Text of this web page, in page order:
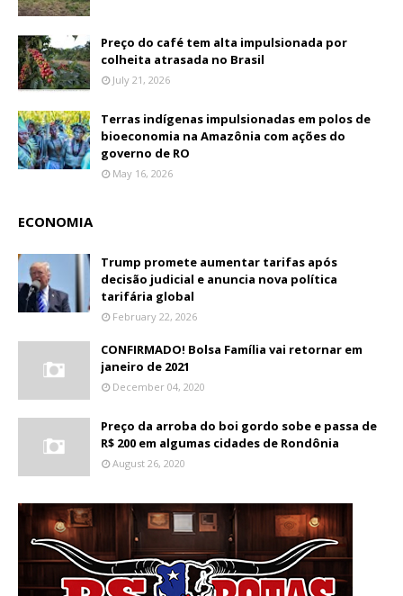
Preço do café tem alta impulsionada por
colheita atrasada no Brasil
July 21, 2026
Terras indígenas impulsionadas em polos de
bioeconomia na Amazônia com ações do
governo de RO
May 16, 2026
ECONOMIA
Trump promete aumentar tarifas após
decisão judicial e anuncia nova política
tarifária global
February 22, 2026
CONFIRMADO! Bolsa Família vai retornar em
janeiro de 2021
December 04, 2020
Preço da arroba do boi gordo sobe e passa de
R$ 200 em algumas cidades de Rondônia
August 26, 2020